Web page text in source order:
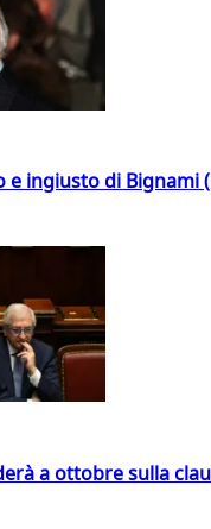
ingiusto di Bignami
a ottobre sulla